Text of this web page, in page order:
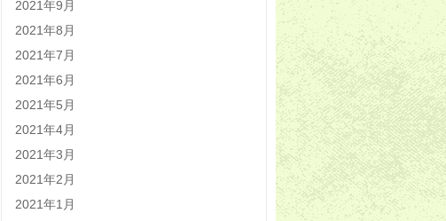
2021年9月
2021年8月
2021年7月
2021年6月
2021年5月
2021年4月
2021年3月
2021年2月
2021年1月